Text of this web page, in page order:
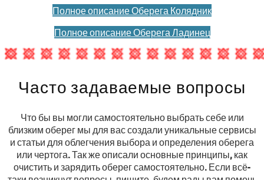
Полное описание Оберега Колядник
Полное описание Оберега Ладинец
Часто задаваемые вопросы
Что бы вы могли самостоятельно выбрать себе или
близким оберег мы для вас создали уникальные сервисы
и статьи для облегчения выбора и определения оберега
или чертога. Так же описали основные принципы, как
очистить и зарядить оберег самостоятельно. Если всё-